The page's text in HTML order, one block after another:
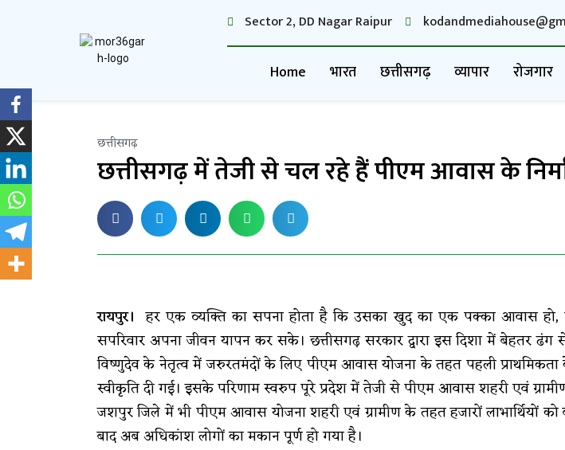
Sector 2, DD Nagar Raipur
Home भारत छत्तीसगढ़ व्यापार रोजगार
छत्तीसगढ़
छत्तीसगढ़ में तेजी से चल रहे हैं पीएम आवास के
रायपुर। हर एक व्यक्ति का सपना होता है कि उसका खुद का एक पक्का आवास
सपरिवार अपना जीवन यापन कर सके। छत्तीसगढ़ सरकार द्वारा इस दिशा में बेहतर ढंग
विष्णुदेव के नेतृत्व में जरुरतमंदों के लिए पीएम आवास योजना के तहत पहली
स्वीकृति दी गई। इसके परिणाम स्वरुप पूरे प्रदेश में तेजी से पीएम आवास शहरी एवं ग्रामीण
जशपुर जिले में भी पीएम आवास योजना शहरी एवं ग्रामीण के तहत हजारों लाभार्थियों को
बाद अब अधिकांश लोगों का मकान पूर्ण हो गया है।